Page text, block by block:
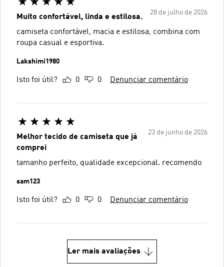
28 de julho de 2026
Muito confortável, linda e estilosa.
camiseta confortável, macia e estilosa, combina com
roupa casual e esportiva.
Lakshimi1980
Isto foi útil? 0 0 Denunciar comentário
23 de junho de 2026
Melhor tecido de camiseta que já
comprei
tamanho perfeito, qualidade excepcional. recomendo
sam123
Isto foi útil? 0 0 Denunciar comentário
Ler mais avaliações